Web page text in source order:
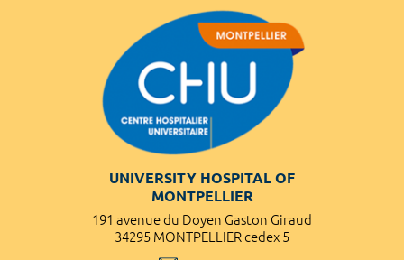
UNIVERSITY HOSPITAL OF
MONTPELLIER
191 avenue du Doyen Gaston Giraud
34295 MONTPELLIER cedex 5